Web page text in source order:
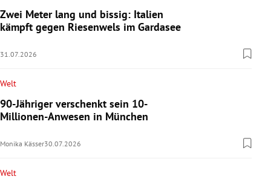
Zwei Meter lang und bissig: Italien
kämpft gegen Riesenwels im Gardasee
31.07.2026
Welt
90-Jähriger verschenkt sein 10-
Millionen-Anwesen in München
Monika Kässer30.07.2026
Welt